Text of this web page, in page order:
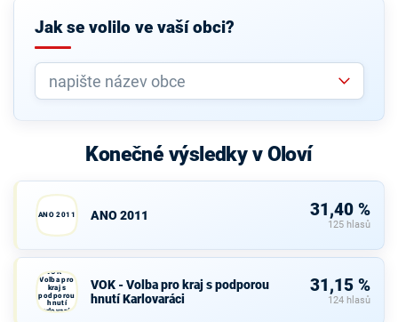
Jak se volilo ve vaší obci?
Konečné výsledky v Oloví
ANO 2011 ANO 2011 31,40 %
125 hlasů
VOK -
Volba pro
kraj s
podporou
hnutí
Karlovaráci
VOK - Volba pro kraj s podporou
hnutí Karlovaráci
31,15 %
124 hlasů